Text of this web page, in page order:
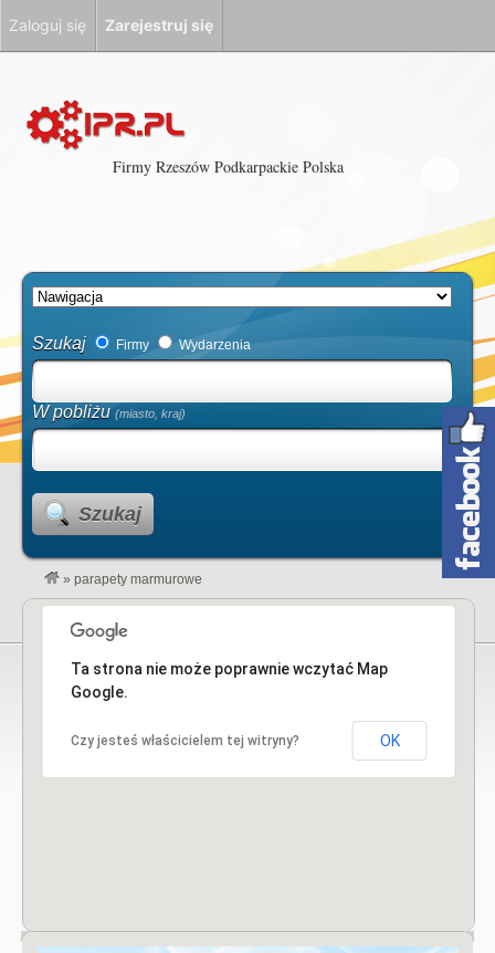
Firmy Rzeszów Podkarpackie Polska
Szukaj Firmy Wydarzenia
W pobliżu (miasto, kraj)
Szukaj
» parapety marmurowe
Ta strona nie może poprawnie wczytać Map
Google.
Czy jesteś właścicielem tej witryny? OK
Zaloguj się Zarejestruj się